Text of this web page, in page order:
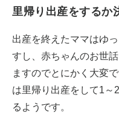
里帰り出産をするか
出産を終えたママはゆ
すし、赤ちゃんのお世
ますのでとにかく大変
は里帰り出産をして1～
るようです。